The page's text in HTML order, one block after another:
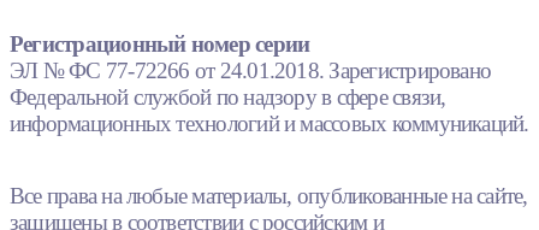
Регистрационный номер серии
ЭЛ № ФС 77-72266 от 24.01.2018. Зарегистрировано
Федеральной службой по надзору в сфере связи,
информационных технологий и массовых коммуникаций.
Все права на любые материалы, опубликованные на сайте,
защищены в соответствии с российским и